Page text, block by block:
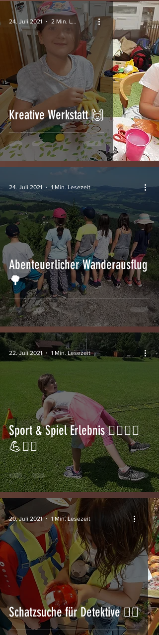
Kreative Werkstatt 🙌
24. Juli 2021 2 Min. Lesezeit
Abenteuerlicher Wanderausflug
🌳
24. Juli 2021 1 Min. Lesezeit
Sport & Spiel Erlebnis 🏃‍♂️🏋️‍♀️
💪🤸‍♀️
22. Juli 2021 1 Min. Lesezeit
Schatzsuche für Detektive 🕵️‍♂️
20. Juli 2021 1 Min. Lesezeit